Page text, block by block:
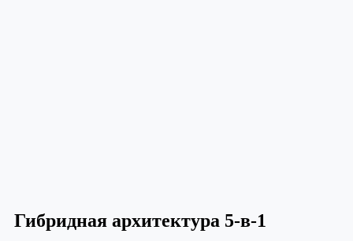
Гибридная архитектура 5-в-1